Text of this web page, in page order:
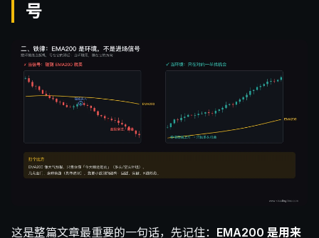
号
这是整篇文章最重要的一句话，先记住： EMA200 是用来